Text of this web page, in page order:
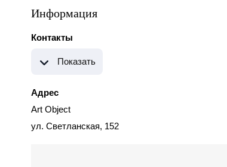
Информация
Контакты
Показать
Адрес
Art Object
ул. Светланская, 152